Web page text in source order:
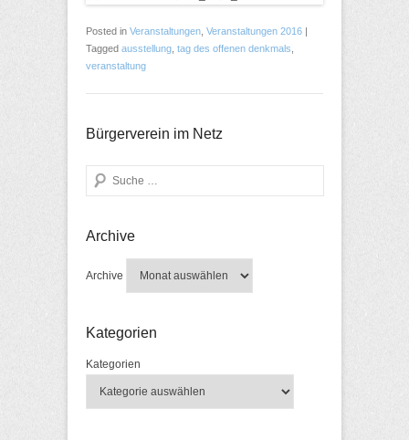
Posted in Veranstaltungen Veranstaltungen 2016
Tagged ausstellung tag des offenen denkmals
veranstaltung
Bürgerverein im Netz
Search
Archive
Archive
Kategorien
Kategorien